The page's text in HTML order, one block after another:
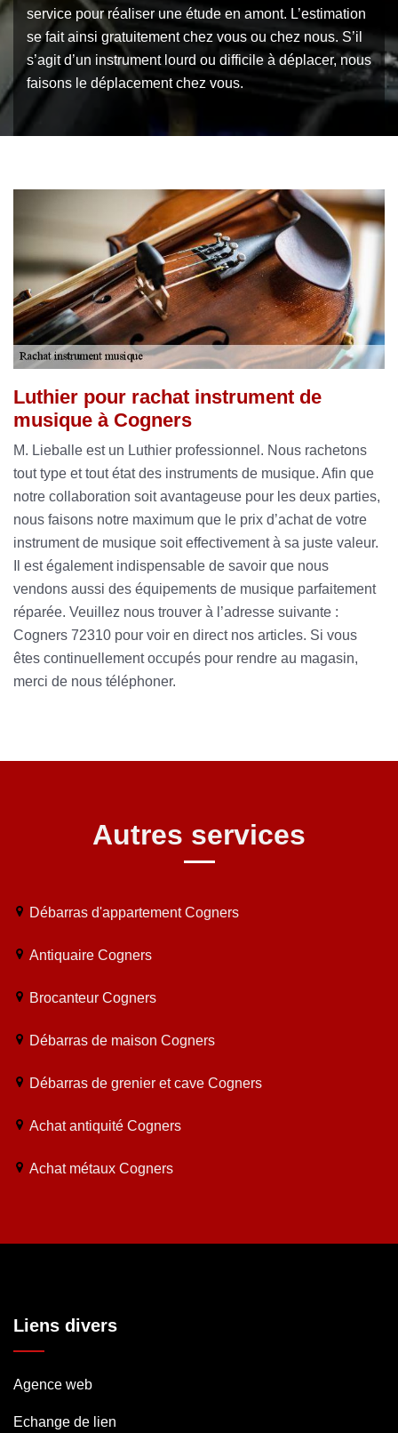
service pour réaliser une étude en amont. L’estimation
se fait ainsi gratuitement chez vous ou chez nous. S’il
s’agit d’un instrument lourd ou difficile à déplacer, nous
faisons le déplacement chez vous.
Luthier pour rachat instrument de
musique à Cogners
M. Lieballe est un Luthier professionnel. Nous rachetons
tout type et tout état des instruments de musique. Afin que
notre collaboration soit avantageuse pour les deux parties,
nous faisons notre maximum que le prix d’achat de votre
instrument de musique soit effectivement à sa juste valeur.
Il est également indispensable de savoir que nous
vendons aussi des équipements de musique parfaitement
réparée. Veuillez nous trouver à l’adresse suivante :
Cogners 72310 pour voir en direct nos articles. Si vous
êtes continuellement occupés pour rendre au magasin,
merci de nous téléphoner.
Autres services
Débarras d'appartement Cogners
Antiquaire Cogners
Brocanteur Cogners
Débarras de maison Cogners
Débarras de grenier et cave Cogners
Achat antiquité Cogners
Achat métaux Cogners
Liens divers
Agence web
Echange de lien